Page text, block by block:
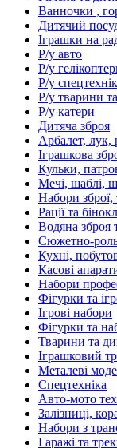
Ванночки ,
Дитячий
Іграшки на
Р/у авто
Р/у
Р/у
Р/у тварини
Р/у катери
Дитяча зброя
Арбалет, лук,
Іграшкова
Кульки,
Мечі, шаблі,
Набори зброї,
Рації та
Водяна зброя
Сюжетно-
Кухні,
Касові
Набори
Фігурки та
Ігрові набори
Фігурки та
Тварини та
Іграшковий
Металеві
Спецтехніка
Авто-мото
Залізниці,
Набори з
Гаражі та